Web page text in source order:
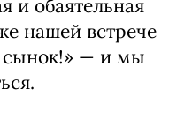
и обаятельная
нашей встрече
сынок!» — и мы